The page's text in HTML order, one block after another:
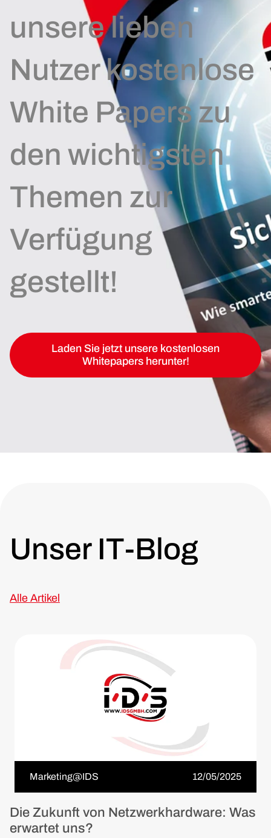
unsere lieben
Nutzer kostenlose
White Papers zu
den wichtigsten
Themen zur
Verfügung
gestellt!
Laden Sie jetzt unsere kostenlosen
Whitepapers herunter!
Unser IT-Blog
Alle Artikel
Marketing@IDS 12/05/2025
Die Zukunft von Netzwerkhardware: Was
erwartet uns?